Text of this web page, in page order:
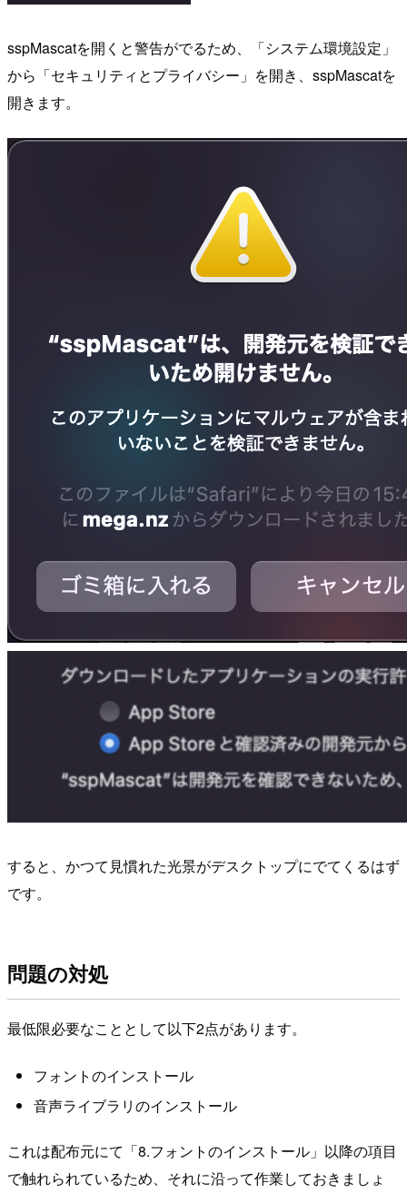
sspMascatを開くと警告がでるため、「システム環境設定」
から「セキュリティとプライバシー」を開き、sspMascatを
開きます。
すると、かつて見慣れた光景がデスクトップにでてくるはず
です。
問題の対処
最低限必要なこととして以下2点があります。
フォントのインストール
音声ライブラリのインストール
これは配布元にて「8.フォントのインストール」以降の項目
で触れられているため、それに沿って作業しておきましょ